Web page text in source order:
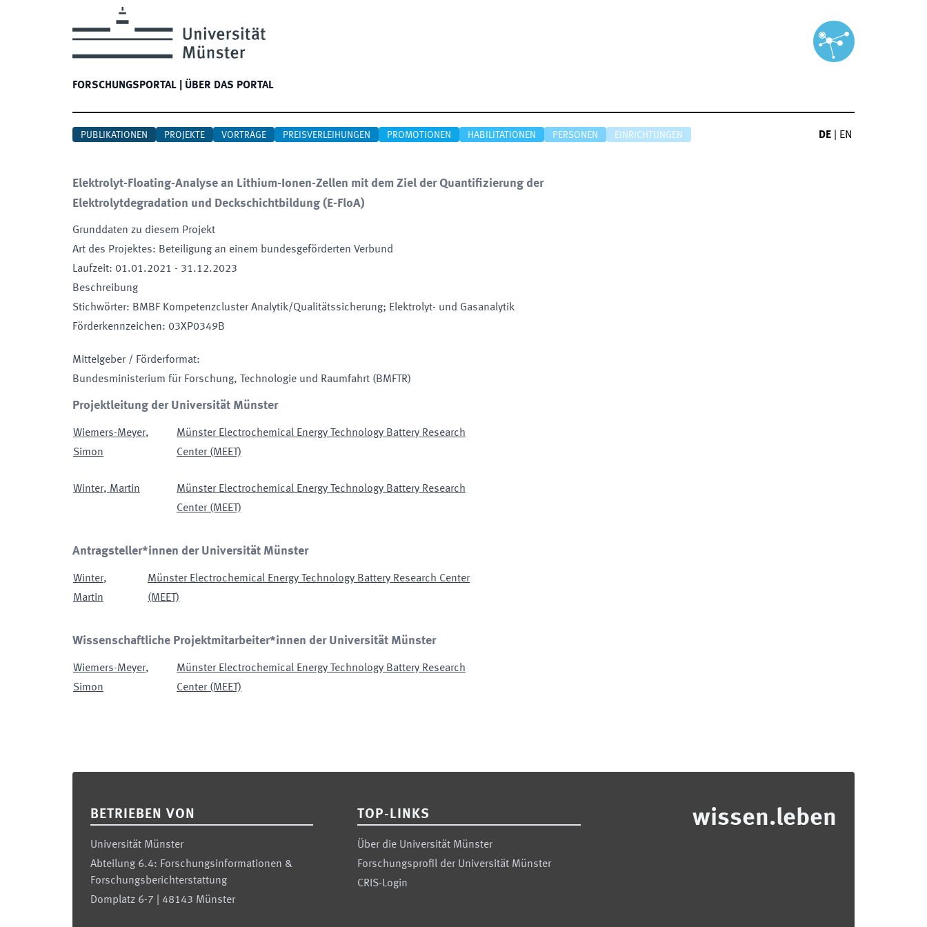
FORSCHUNGSPORTAL ÜBER DAS PORTAL
PUBLIKATIONEN PROJEKTE VORTRÄGE PREISVERLEIHUNGEN PROMOTIONEN HABILITATIONEN PERSONEN EINRICHTUNGEN DE EN
Elektrolyt-Floating-Analyse an Lithium-Ionen-Zellen mit dem Ziel der Quantifizierung der
Elektrolytdegradation und Deckschichtbildung( E-FloA)
Grunddaten zu diesem Projekt
Art des Projektes: Beteiligung an einem bundesgeförderten Verbund
Laufzeit: 01.01.2021 - 31.12.2023
Beschreibung
Stichwörter: BMBF Kompetenzcluster Analytik/Qualitätssicherung; Elektrolyt- und Gasanalytik
Förderkennzeichen: 03XP0349B
Mittelgeber / Förderformat:
Bundesministerium für Forschung, Technologie und Raumfahrt (BMFTR)
Projektleitung der Universität Münster
Wiemers-Meyer,
Simon
Münster Electrochemical Energy Technology Battery Research
Center (MEET)
Winter, Martin
Münster Electrochemical Energy Technology Battery Research
Center (MEET)
Antragsteller*innen der Universität Münster
Winter,
Martin
Münster Electrochemical Energy Technology Battery Research Center
(MEET)
Wissenschaftliche Projektmitarbeiter*innen der Universität Münster
Wiemers-Meyer,
Simon
Münster Electrochemical Energy Technology Battery Research
Center (MEET)
BETRIEBEN VON
Universität Münster
Abteilung 6.4: Forschungsinformationen &
Forschungsberichterstattung
Domplatz 6-7 | 48143 Münster
TOP-LINKS
Über die Universität Münster
Forschungsprofil der Universität Münster
CRIS-Login
wissen.leben